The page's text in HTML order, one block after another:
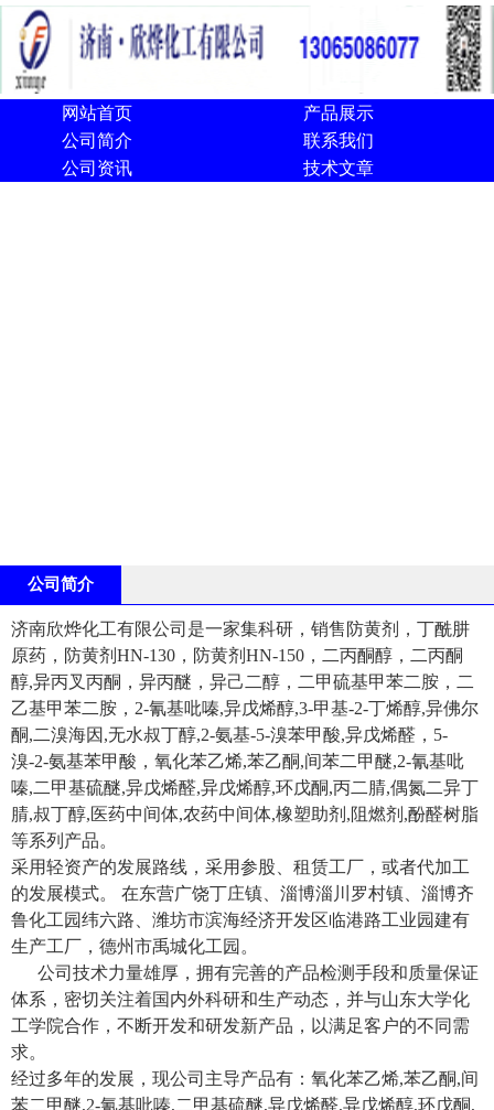
网站首页
产品展示
公司简介
联系我们
公司资讯
技术文章
公司简介
济南欣烨化工有限公司是一家集科研，销售防黄剂，丁酰肼
原药，防黄剂HN-130，防黄剂HN-150，二丙酮醇，二丙酮
醇,异丙叉丙酮，异丙醚，异己二醇，二甲硫基甲苯二胺，二
乙基甲苯二胺，2-氰基吡嗪,异戊烯醇,3-甲基-2-丁烯醇,异佛尔
酮,二溴海因,无水叔丁醇,2-氨基-5-溴苯甲酸,异戊烯醛，5-
溴-2-氨基苯甲酸，氧化苯乙烯,苯乙酮,间苯二甲醚,2-氰基吡
嗪,二甲基硫醚,异戊烯醛,异戊烯醇,环戊酮,丙二腈,偶氮二异丁
腈,叔丁醇,医药中间体,农药中间体,橡塑助剂,阻燃剂,酚醛树脂
等系列产品。
采用轻资产的发展路线，采用参股、租赁工厂，或者代加工
的发展模式。 在东营广饶丁庄镇、淄博淄川罗村镇、淄博齐
鲁化工园纬六路、潍坊市滨海经济开发区临港路工业园建有
生产工厂，德州市禹城化工园。
公司技术力量雄厚，拥有完善的产品检测手段和质量保证
体系，密切关注着国内外科研和生产动态，并与山东大学化
工学院合作，不断开发和研发新产品，以满足客户的不同需
求。
经过多年的发展，现公司主导产品有：氧化苯乙烯,苯乙酮,间
苯二甲醚,2-氰基吡嗪,二甲基硫醚,异戊烯醛,异戊烯醇,环戊酮,